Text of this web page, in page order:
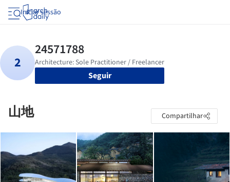
Iniciar sessão
Seguir
山地 Compartilhar